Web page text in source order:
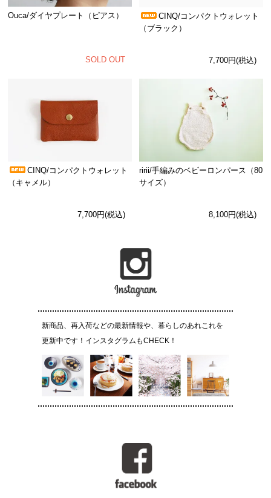
Ouca/ダイヤプレート（ピアス）
SOLD OUT
CINQ/コンパクトウォレット
（ブラック）
7,700円(税込)
CINQ/コンパクトウォレット
（キャメル）
7,700円(税込)
ririi/手編みのベビーロンパース（80
サイズ）
8,100円(税込)
新商品、再入荷などの最新情報や、暮らしのあれこれを
更新中です！インスタグラムもCHECK！